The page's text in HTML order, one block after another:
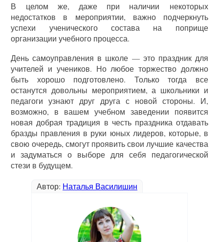
В целом же, даже при наличии некоторых
недостатков в мероприятии, важно подчеркнуть
успехи ученического состава на поприще
организации учебного процесса.
День самоуправления в школе — это праздник для
учителей и учеников. Но любое торжество должно
быть хорошо подготовлено. Только тогда все
останутся довольны мероприятием, а школьники и
педагоги узнают друг друга с новой стороны. И,
возможно, в вашем учебном заведении появится
новая добрая традиция в честь праздника отдавать
бразды правления в руки юных лидеров, которые, в
свою очередь, смогут проявить свои лучшие качества
и задуматься о выборе для себя педагогической
стези в будущем.
Автор: Наталья Василишин